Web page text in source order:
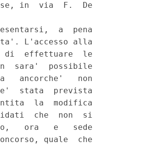
in  via  F.  De
a  pena
L'accesso alla
di  effettuare  le
sara'  possibile
ancorche'   non
stata  prevista
la  modifica
che  non  si
ora   e   sede
quale  che